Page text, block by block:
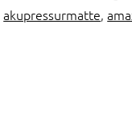
akupressurmatte,